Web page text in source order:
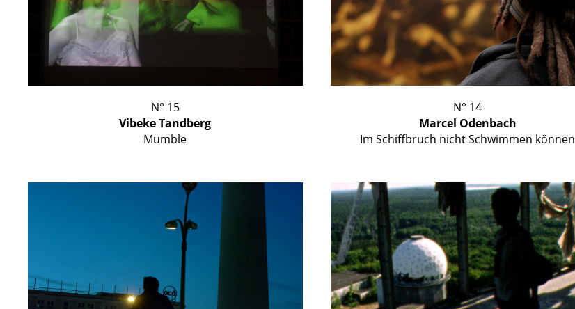
N° 15
Vibeke Tandberg
Mumble
N° 14
Marcel Odenbach
Im Schiffbruch nicht Schwimmen können